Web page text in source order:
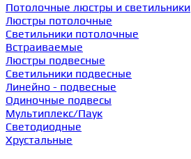
Потолочные люстры и светильники
Люстры потолочные
Светильники потолочные
Встраиваемые
Люстры подвесные
Светильники подвесные
Линейно - подвесные
Одиночные подвесы
Мультиплекс/Паук
Светодиодные
Хрустальные